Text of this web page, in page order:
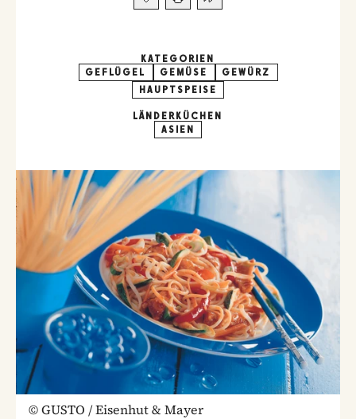
KATEGORIEN
GEFLÜGEL
GEMÜSE
GEWÜRZ
HAUPTSPEISE
LÄNDERKÜCHEN
ASIEN
©GUSTO / Eisenhut & Mayer